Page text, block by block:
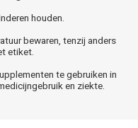
houden.
bewaren, tenzij anders
etiket.
te gebruiken in
en ziekte.